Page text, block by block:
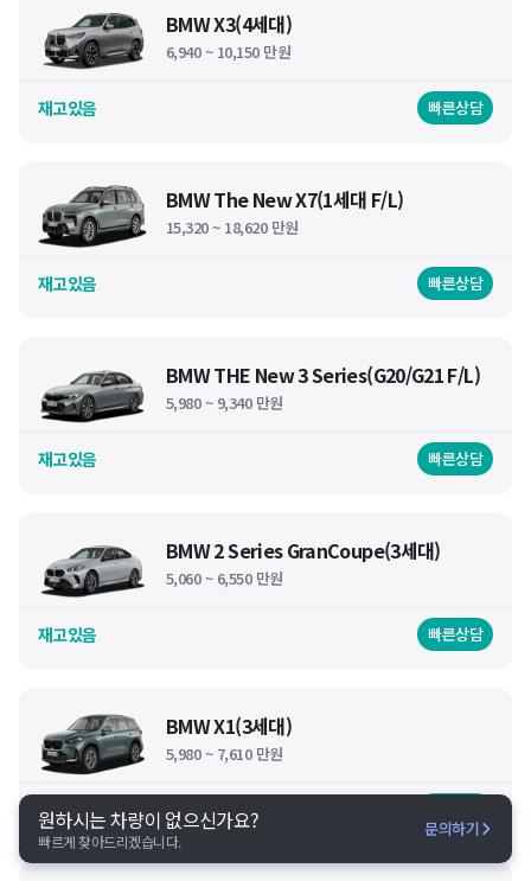
원하시는 차량이 없으신가요?
빠르게 찾아드리겠습니다.
문의하기
BMW X3(4세대)
6,940 ~ 10,150 만원
재고있음 빠른상담
BMW The New X7(1세대 F/L)
15,320 ~ 18,620 만원
재고있음 빠른상담
BMW THE New 3 Series(G20/G21 F/L)
5,980 ~ 9,340 만원
재고있음 빠른상담
BMW 2 Series GranCoupe(3세대)
5,060 ~ 6,550 만원
재고있음 빠른상담
BMW X1(3세대)
5,980 ~ 7,610 만원
재고있음